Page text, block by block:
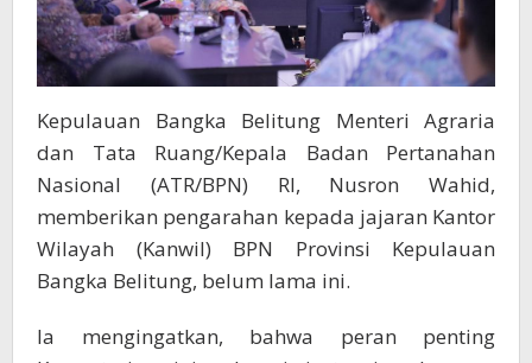
Kepulauan Bangka Belitung Menteri Agraria
dan Tata Ruang/Kepala Badan Pertanahan
Nasional (ATR/BPN) RI, Nusron Wahid,
memberikan pengarahan kepada jajaran Kantor
Wilayah (Kanwil) BPN Provinsi Kepulauan
Bangka Belitung, belum lama ini.
Ia mengingatkan, bahwa peran penting